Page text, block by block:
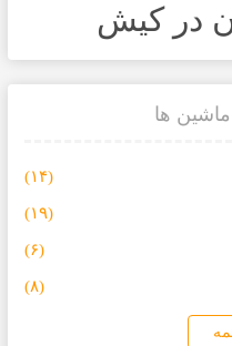
در کیش
ها
(۱۴)
(۱۹)
(۶)
(۸)